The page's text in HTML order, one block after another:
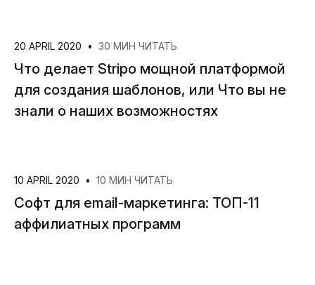
20 APRIL 2020 • 30 МИН ЧИТАТЬ
Что делает Stripo мощной платформой
для создания шаблонов, или Что вы не
знали о наших возможностях
10 APRIL 2020 • 10 МИН ЧИТАТЬ
Софт для email-маркетинга: ТОП-11
аффилиатных программ